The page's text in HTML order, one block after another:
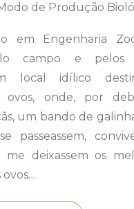
de Produção
em Engenharia
campo e pelos
local idílico
ovos, onde, por
um bando de
passeassem,
me deixassem os
ovos…